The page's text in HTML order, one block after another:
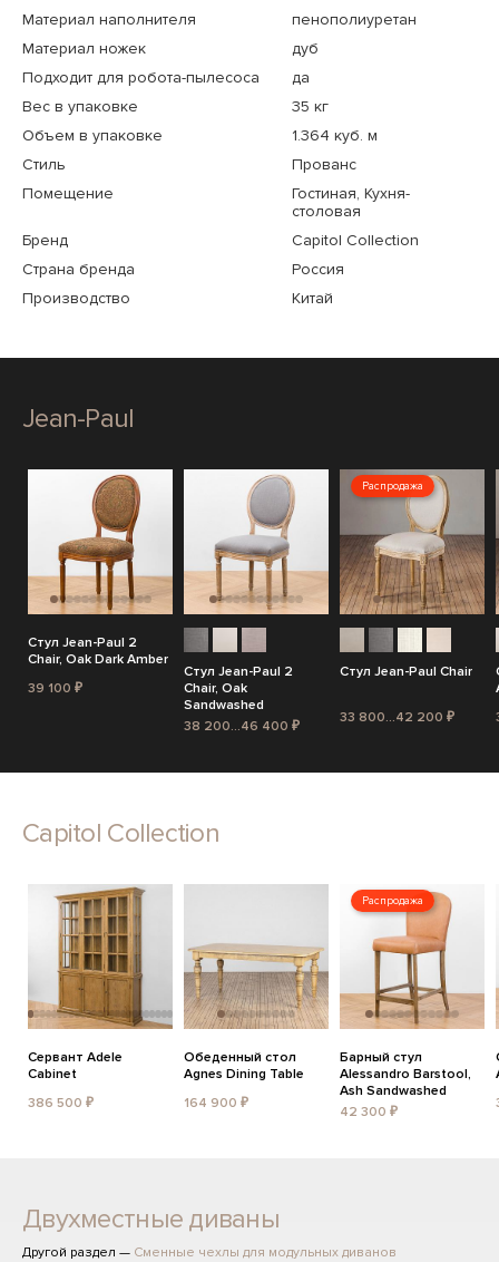
Материал наполнителя
пенополиуретан
Материал ножек
дуб
Подходит для робота-пылесоса
да
Вес в упаковке
35 кг
Объем в упаковке
1.364 куб. м
Стиль
Прованс
Помещение
Гостиная, Кухня-
столовая
Бренд
Capitol Collection
Страна бренда
Россия
Производство
Китай
Jean-Paul
Стул Jean-Paul 2
Chair, Oak Dark Amber
39 100 ₽
Стул Jean-Paul 2
Chair, Oak
Sandwashed
38 200...46 400 ₽
Распродажа
Стул Jean-Paul Chair
33 800...42 200 ₽
Capitol Collection
Сервант Adele
Cabinet
386 500 ₽
Обеденный стол
Agnes Dining Table
164 900 ₽
Распродажа
Барный стул
Alessandro Barstool,
Ash Sandwashed
42 300 ₽
Двухместные диваны
Другой раздел — Сменные чехлы для модульных диванов